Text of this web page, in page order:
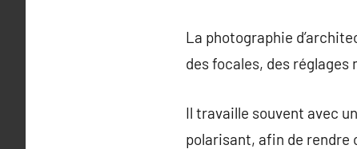
La photographie
des focales, des réglages
Il travaille souvent avec
polarisant, afin de rendre